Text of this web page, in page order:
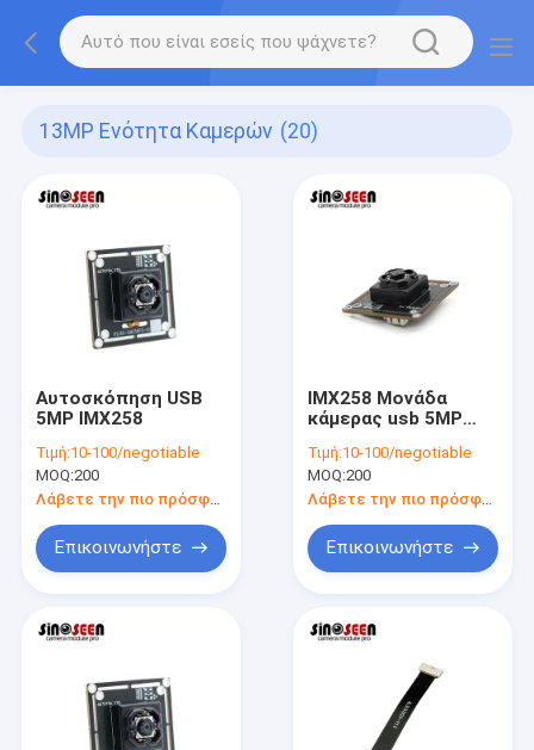
13MP Ενότητα Καμερών (20)
Αυτοσκόπηση USB
5MP IMX258
Τιμή:10-100/negotiable
MOQ:200
Λάβετε την πιο πρόσφατη τιμή
Επικοινωνήστε
IMX258 Μονάδα
κάμερας usb 5MP
Τιμή:10-100/negotiable
MOQ:200
Επικοινωνήστε